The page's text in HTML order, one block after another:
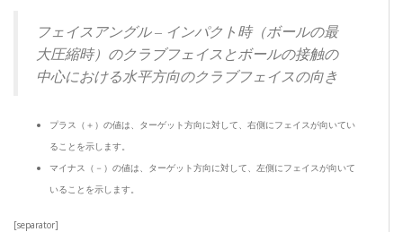
フェイスアングル – インパクト時（ボールの最
大圧縮時）のクラブフェイスとボールの接触の
中心における水平方向のクラブフェイスの向き
プラス（＋）の値は、ターゲット方向に対して、右側にフェイスが向いてい
ることを示します。
マイナス（－）の値は、ターゲット方向に対して、左側にフェイスが向いて
いることを示します。
[separator]